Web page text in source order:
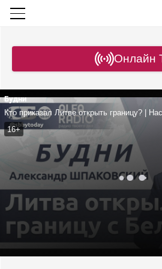
Онлайн
Будни
16+